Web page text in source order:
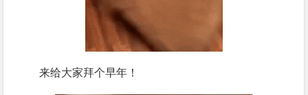
来给大家拜个早年！